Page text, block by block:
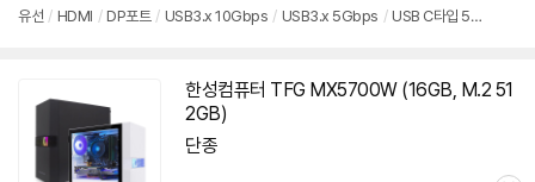
유선 / HDMI / DP포트 / USB3.x 10Gbps / USB3.x 5Gbps / USB C타입 5G
기
한성컴퓨터 TFG MX5700W (16GB, M.2 51
2GB)
단종